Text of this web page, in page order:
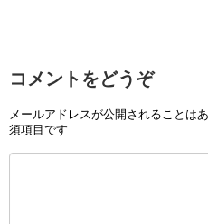
コメントをどうぞ
メールアドレスが公開されることはあ
須項目です